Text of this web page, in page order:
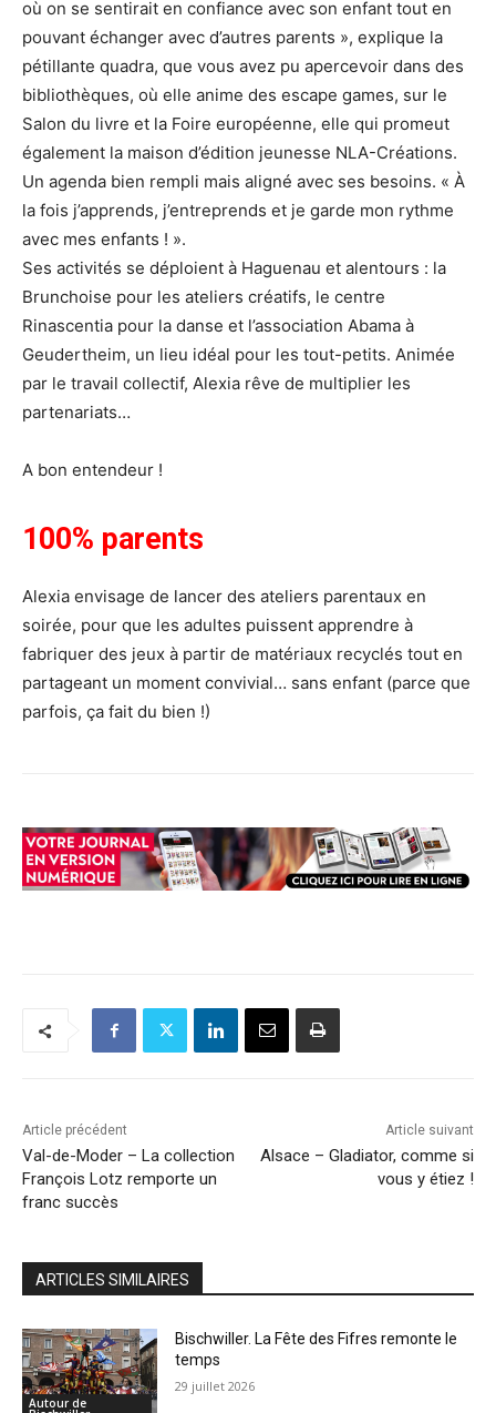
où on se sentirait en confiance avec son enfant tout en
pouvant échanger avec d’autres parents », explique la
pétillante quadra, que vous avez pu apercevoir dans des
bibliothèques, où elle anime des escape games, sur le
Salon du livre et la Foire européenne, elle qui promeut
également la maison d’édition jeunesse NLA-Créations.
Un agenda bien rempli mais aligné avec ses besoins. « À
la fois j’apprends, j’entreprends et je garde mon rythme
avec mes enfants ! ».
Ses activités se déploient à Haguenau et alentours : la
Brunchoise pour les ateliers créatifs, le centre
Rinascentia pour la danse et l’association Abama à
Geudertheim, un lieu idéal pour les tout-petits. Animée
par le travail collectif, Alexia rêve de multiplier les
partenariats…
A bon entendeur !
100% parents
Alexia envisage de lancer des ateliers parentaux en
soirée, pour que les adultes puissent apprendre à
fabriquer des jeux à partir de matériaux recyclés tout en
partageant un moment convivial… sans enfant (parce que
parfois, ça fait du bien !)
Article précédent
Val-de-Moder – La collection
François Lotz remporte un
franc succès
Article suivant
Alsace – Gladiator, comme si
vous y étiez !
ARTICLES SIMILAIRES
Autour de
Bischwiller. La Fête des Fifres remonte le
temps
29 juillet 2026